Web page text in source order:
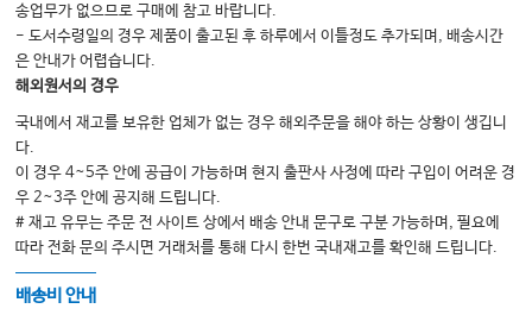
각론
SECTION 01. 뇌신경 재활(Neurorehabilitation)
01 뇌졸중
02 외상성 뇌손상
03 퇴행성 뇌질환
04 외상성 척수손상
송업무가 없으므로 구매에 참고 바랍니다.
- 도서수령일의 경우 제품이 출고된 후 하루에서 이틀정도 추가되며, 배송시간
은 안내가 어렵습니다.
해외원서의 경우
국내에서 재고를 보유한 업체가 없는 경우 해외주문을 해야 하는 상황이 생깁니
다.
이 경우 4~5주 안에 공급이 가능하며 현지 출판사 사정에 따라 구입이 어려운 경
우 2~3주 안에 공지해 드립니다.
# 재고 유무는 주문 전 사이트 상에서 배송 안내 문구로 구분 가능하며, 필요에
따라 전화 문의 주시면 거래처를 통해 다시 한번 국내재고를 확인해 드립니다.
배송비 안내